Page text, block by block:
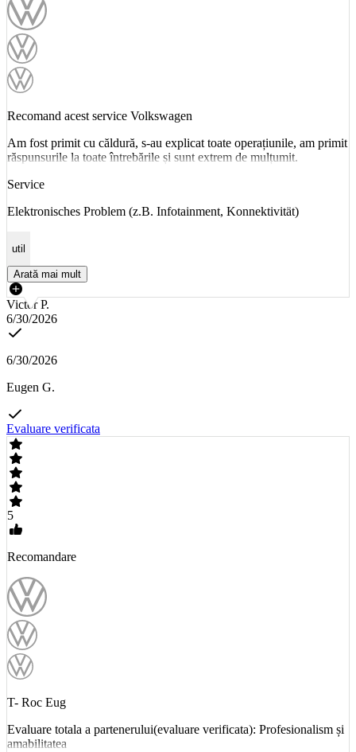
Recomand acest service Volkswagen
Am fost primit cu căldură, s-au explicat toate operațiunile, am primit
răspunsurile la toate întrebările și sunt extrem de mulțumit.
Service
Elektronisches Problem (z.B. Infotainment, Konnektivität)
util
Arată mai mult
Victor P.
6/30/2026
6/30/2026
Eugen G.
Evaluare verificata
5
Recomandare
T- Roc Eug
Evaluare totala a partenerului(evaluare verificata): Profesionalism și
amabilitatea